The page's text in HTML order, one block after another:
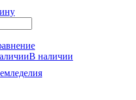
В наличии